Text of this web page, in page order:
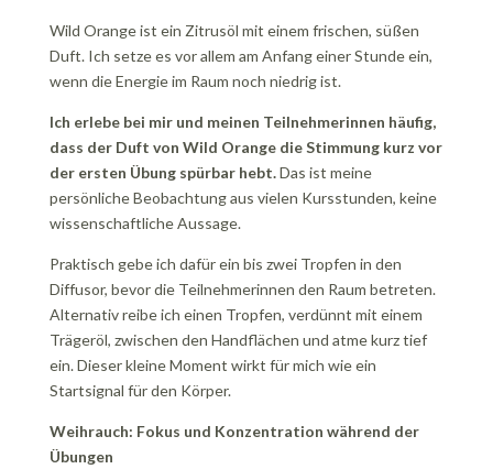
Wild Orange ist ein Zitrusöl mit einem frischen, süßen
Duft. Ich setze es vor allem am Anfang einer Stunde ein,
wenn die Energie im Raum noch niedrig ist.
Ich erlebe bei mir und meinen Teilnehmerinnen häufig,
dass der Duft von Wild Orange die Stimmung kurz vor
der ersten Übung spürbar hebt.Das ist meine
persönliche Beobachtung aus vielen Kursstunden, keine
wissenschaftliche Aussage.
Praktisch gebe ich dafür ein bis zwei Tropfen in den
Diffusor, bevor die Teilnehmerinnen den Raum betreten.
Alternativ reibe ich einen Tropfen, verdünnt mit einem
Trägeröl, zwischen den Handflächen und atme kurz tief
ein. Dieser kleine Moment wirkt für mich wie ein
Startsignal für den Körper.
Weihrauch: Fokus und Konzentration während der
Übungen